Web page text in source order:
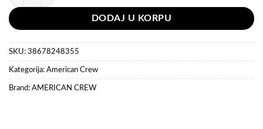
DODAJ U KORPU
SKU: 38678248355
Kategorija: American Crew
Brand: AMERICAN CREW